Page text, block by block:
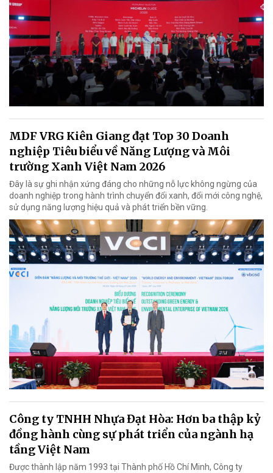
MDF VRG Kiên Giang đạt Top 30 Doanh
nghiệp Tiêu biểu về Năng Lượng và Môi
trường Xanh Việt Nam 2026
Đây là sự ghi nhận xứng đáng cho những nỗ lực không ngừng của
doanh nghiệp trong hành trình chuyển đổi xanh, đổi mới công nghệ,
sử dụng năng lượng hiệu quả và phát triển bền vững.
Công ty TNHH Nhựa Đạt Hòa: Hơn ba thập kỷ
đồng hành cùng sự phát triển của ngành hạ
tầng Việt Nam
Được thành lập năm 1993 tại Thành phố Hồ Chí Minh, Công ty